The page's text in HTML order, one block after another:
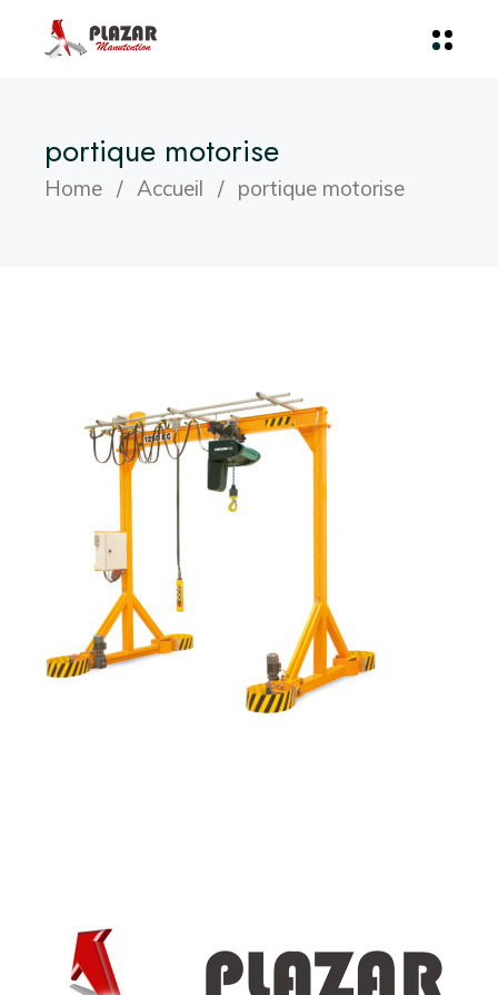
portique motorise
Home Accueil portique motorise